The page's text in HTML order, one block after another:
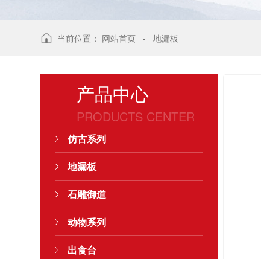
当前位置： 网站首页 -地漏板
产品中心
PRODUCTS CENTER
仿古系列
地漏板
石雕御道
动物系列
出食台